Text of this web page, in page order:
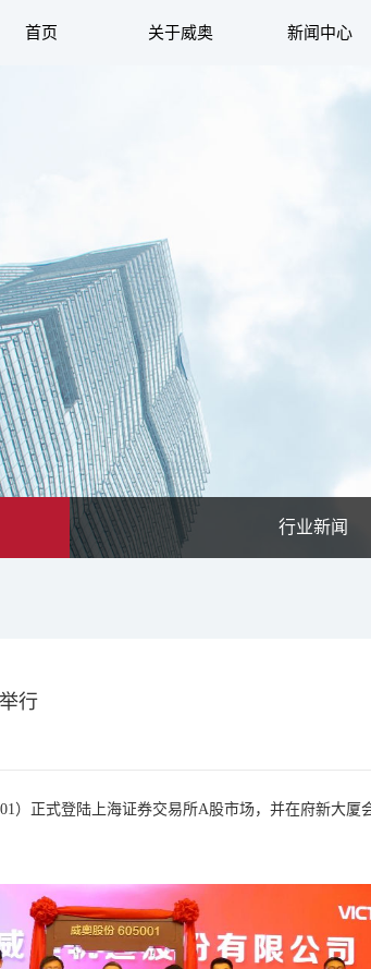
首页 关于威奥 新闻中心
行业新闻
行
）正式登陆上海证券交易所A股市场，并在府新大厦